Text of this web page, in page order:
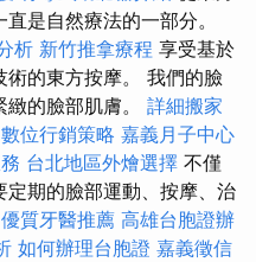
是自然療法的一部分。
析 新竹推拿療程 享受基於
的東方按摩。 我們的臉
緻的臉部肌膚。 詳細搬家
數位行銷策略 嘉義月子中心
台北地區外燴選擇 不僅
期的臉部運動、按摩、治
質牙醫推薦 高雄台胞證辦
如何辦理台胞證 嘉義徵信